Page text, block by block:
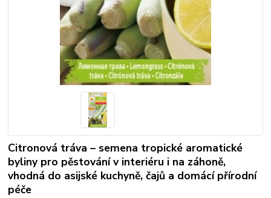
Citronová tráva – semena tropické aromatické
byliny pro pěstování v interiéru i na záhoně,
vhodná do asijské kuchyně, čajů a domácí přírodní
péče